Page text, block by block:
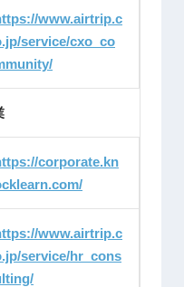
www.airtrip.c
service/cxo_co
corporate.kn
www.airtrip.c
service/hr_cons